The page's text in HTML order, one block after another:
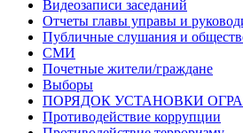
Видеозаписи заседаний
Отчеты главы управы и
Публичные слушания и
СМИ
Почетные жители/граждане
Выборы
ПОРЯДОК УСТАНОВКИ
Противодействие коррупции